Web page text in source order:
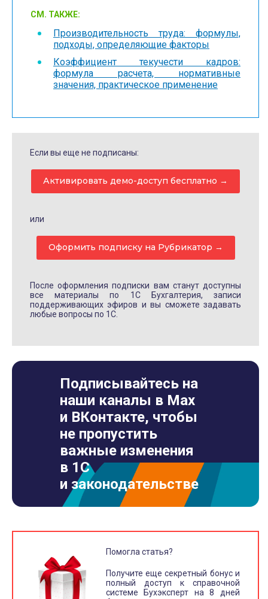
СМ. ТАКЖЕ:
Производительность труда: формулы,
подходы, определяющие факторы
Коэффициент текучести кадров:
формула расчета, нормативные
значения, практическое применение
Если вы еще не подписаны:
Активировать демо-доступ бесплатно →
или
Оформить подписку на Рубрикатор →
После оформления подписки вам станут доступны
все материалы по 1С Бухгалтерия, записи
поддерживающих эфиров и вы сможете задавать
любые вопросы по 1С.
Подписывайтесь на
наши каналы в Max
и ВКонтакте, чтобы
не пропустить
важные изменения
в 1С
и законодательстве
Помогла статья?
Получите еще секретный бонус и
полный доступ к справочной
системе Бухэксперт на 8 дней